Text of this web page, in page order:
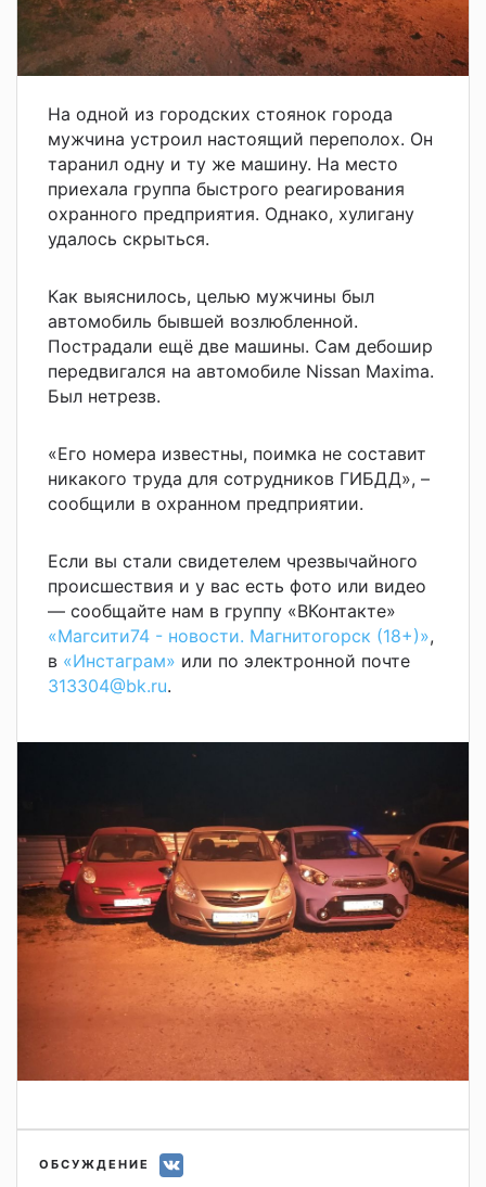
На одной из городских стоянок города
мужчина устроил настоящий переполох. Он
таранил одну и ту же машину. На место
приехала группа быстрого реагирования
охранного предприятия. Однако, хулигану
удалось скрыться.
Как выяснилось, целью мужчины был
автомобиль бывшей возлюбленной.
Пострадали ещё две машины. Сам дебошир
передвигался на автомобиле Nissan Maxima.
Был нетрезв.
«Его номера известны, поимка не составит
никакого труда для сотрудников ГИБДД», –
сообщили в охранном предприятии.
Если вы стали свидетелем чрезвычайного
происшествия и у вас есть фото или видео
— сообщайте нам в группу «ВКонтакте»
«Магсити74 - новости. Магнитогорск (18+)»,
в «Инстаграм» или по электронной почте
313304@bk.ru.
ОБСУЖДЕНИЕ